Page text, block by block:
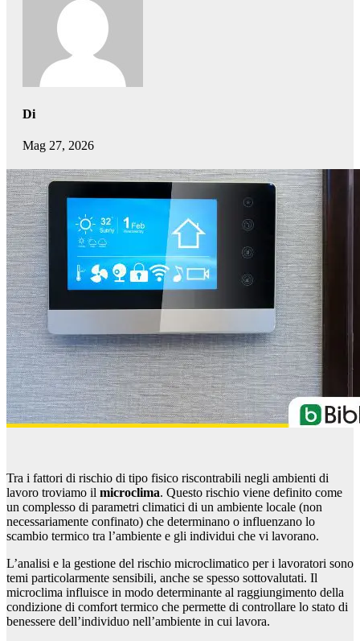
Di
Mag 27, 2026
Tra i fattori di rischio di tipo fisico riscontrabili negli ambienti di
lavoro troviamo il microclima. Questo rischio viene definito come
un complesso di parametri climatici di un ambiente locale (non
necessariamente confinato) che determinano o influenzano lo
scambio termico tra l’ambiente e gli individui che vi lavorano.
L’analisi e la gestione del rischio microclimatico per i lavoratori sono
temi particolarmente sensibili, anche se spesso sottovalutati. Il
microclima influisce in modo determinante al raggiungimento della
condizione di comfort termico che permette di controllare lo stato di
benessere dell’individuo nell’ambiente in cui lavora.